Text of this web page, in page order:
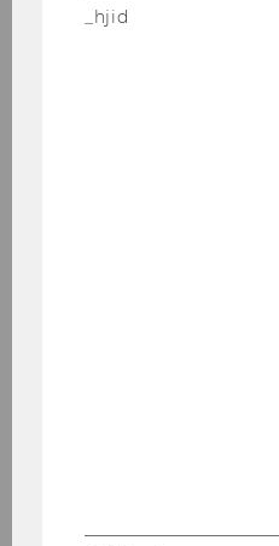
Workshop: Design
Workshop: Berufliche
Workshop Funktionen
_hjid